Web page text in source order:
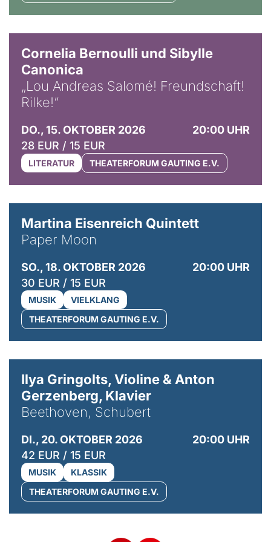
Cornelia Bernoulli und Sibylle
Canonica
„Lou Andreas Salomé! Freundschaft!
Rilke!“
DO., 15. OKTOBER 2026
20:00 UHR
28 EUR / 15 EUR
LITERATUR THEATERFORUM GAUTING E.V.
Martina Eisenreich Quintett
Paper Moon
SO., 18. OKTOBER 2026
20:00 UHR
30 EUR / 15 EUR
MUSIK
VIELKLANG
THEATERFORUM GAUTING E.V.
Ilya Gringolts, Violine & Anton
Gerzenberg, Klavier
Beethoven, Schubert
DI., 20. OKTOBER 2026
20:00 UHR
42 EUR / 15 EUR
MUSIK
KLASSIK
THEATERFORUM GAUTING E.V.